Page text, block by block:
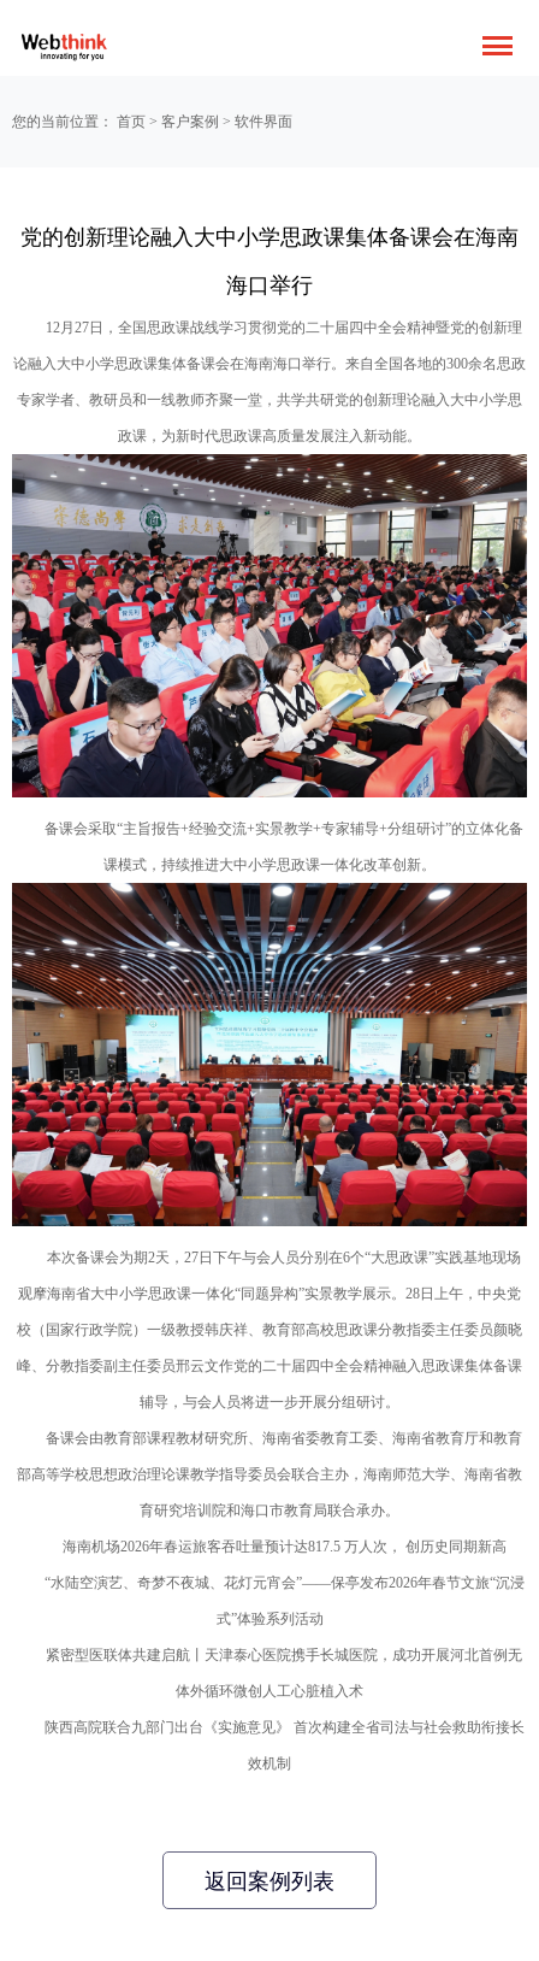
您的当前位置： 首页 > 客户案例 > 软件界面
党的创新理论融入大中小学思政课集体备课会在海南
海口举行
12月27日，全国思政课战线学习贯彻党的二十届四中全会精神暨党的创新理
论融入大中小学思政课集体备课会在海南海口举行。来自全国各地的300余名思政
专家学者、教研员和一线教师齐聚一堂，共学共研党的创新理论融入大中小学思
政课，为新时代思政课高质量发展注入新动能。
备课会采取“主旨报告+经验交流+实景教学+专家辅导+分组研讨”的立体化备
课模式，持续推进大中小学思政课一体化改革创新。
本次备课会为期2天，27日下午与会人员分别在6个“大思政课”实践基地现场
观摩海南省大中小学思政课一体化“同题异构”实景教学展示。28日上午，中央党
校（国家行政学院）一级教授韩庆祥、教育部高校思政课分教指委主任委员颜晓
峰、分教指委副主任委员邢云文作党的二十届四中全会精神融入思政课集体备课
辅导，与会人员将进一步开展分组研讨。
备课会由教育部课程教材研究所、海南省委教育工委、海南省教育厅和教育
部高等学校思想政治理论课教学指导委员会联合主办，海南师范大学、海南省教
育研究培训院和海口市教育局联合承办。
海南机场2026年春运旅客吞吐量预计达817.5 万人次， 创历史同期新高
“水陆空演艺、奇梦不夜城、花灯元宵会”——保亭发布2026年春节文旅“沉浸
式”体验系列活动
紧密型医联体共建启航丨天津泰心医院携手长城医院，成功开展河北首例无
体外循环微创人工心脏植入术
陕西高院联合九部门出台《实施意见》 首次构建全省司法与社会救助衔接长
效机制
返回案例列表